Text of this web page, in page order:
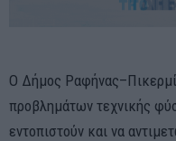
Ο Δήμος
προβλημάτων τεχνικής
εντοπιστούν και να